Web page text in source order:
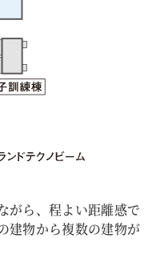
がら、程よい距離感で
建物から複数の建物が